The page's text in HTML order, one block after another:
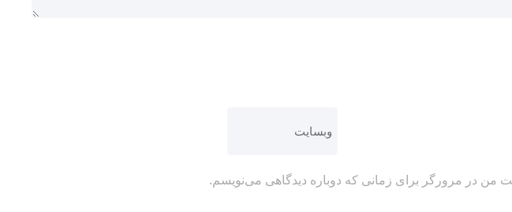
من در مرورگر برای زمانی که دوباره دیدگاهی می‌نویسم.